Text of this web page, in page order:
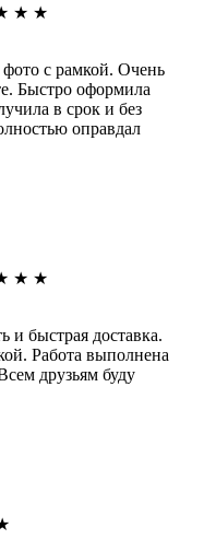
★ ★
с рамкой. Очень
Быстро оформила
в срок и без
оправдал
★ ★
быстрая доставка.
Работа выполнена
друзьям буду